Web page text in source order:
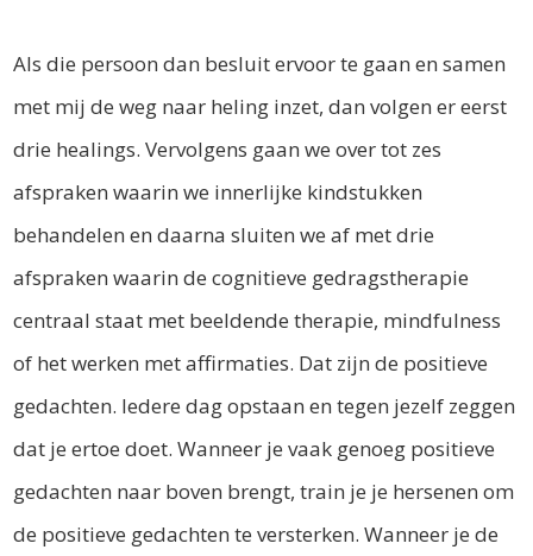
Als die persoon dan besluit ervoor te gaan en samen
met mij de weg naar heling inzet, dan volgen er eerst
drie healings. Vervolgens gaan we over tot zes
afspraken waarin we innerlijke kindstukken
behandelen en daarna sluiten we af met drie
afspraken waarin de cognitieve gedragstherapie
centraal staat met beeldende therapie, mindfulness
of het werken met affirmaties. Dat zijn de positieve
gedachten. Iedere dag opstaan en tegen jezelf zeggen
dat je ertoe doet. Wanneer je vaak genoeg positieve
gedachten naar boven brengt, train je je hersenen om
de positieve gedachten te versterken. Wanneer je de